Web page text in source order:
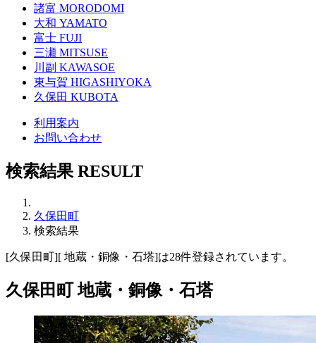
諸富 MORODOMI
大和 YAMATO
富士 FUJI
三瀬 MITSUSE
川副 KAWASOE
東与賀 HIGASHIYOKA
久保田 KUBOTA
利用案内
お問い合わせ
検索結果 RESULT
久保田町
検索結果
[久保田町][ 地蔵・銅像・石塔]は28件登録されています。
久保田町 地蔵・銅像・石塔